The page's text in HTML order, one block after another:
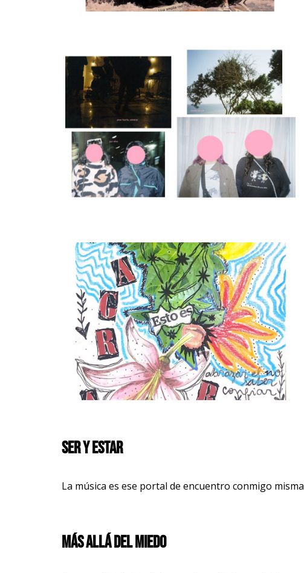
Ser y estar
La música es ese portal de encuentro conmigo misma
Más allá del miedo